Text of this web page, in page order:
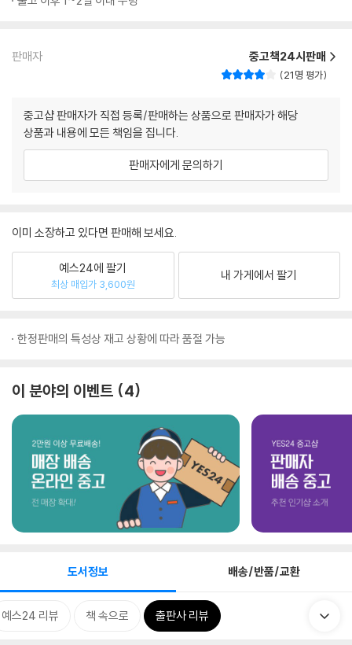
판매자 중고책24시판매
21명 평가
중고샵 판매자가 직접 등록/판매하는 상품으로 판매자가 해당
상품과 내용에 모든 책임을 집니다.
판매자에게 문의하기
이미 소장하고 있다면 판매해 보세요.
예스24에 팔기
최상 매입가 3,600원
내 가게에서 팔기
한정판매의 특성상 재고 상황에 따라 품절 가능
이 분야의 이벤트 4
도서정보 배송/반품/교환
예스24 리뷰 책 속으로 출판사 리뷰